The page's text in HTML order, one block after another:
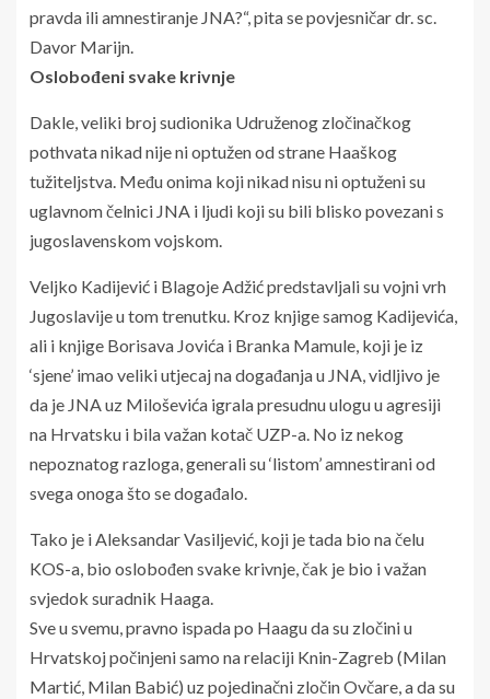
pravda ili amnestiranje JNA?“, pita se povjesničar dr. sc.
Davor Marijn.
Oslobođeni svake krivnje
Dakle, veliki broj sudionika Udruženog zločinačkog
pothvata nikad nije ni optužen od strane Haaškog
tužiteljstva. Među onima koji nikad nisu ni optuženi su
uglavnom čelnici JNA i ljudi koji su bili blisko povezani s
jugoslavenskom vojskom.
Veljko Kadijević i Blagoje Adžić predstavljali su vojni vrh
Jugoslavije u tom trenutku. Kroz knjige samog Kadijevića,
ali i knjige Borisava Jovića i Branka Mamule, koji je iz
‘sjene’ imao veliki utjecaj na događanja u JNA, vidljivo je
da je JNA uz Miloševića igrala presudnu ulogu u agresiji
na Hrvatsku i bila važan kotač UZP-a. No iz nekog
nepoznatog razloga, generali su ‘listom’ amnestirani od
svega onoga što se događalo.
Tako je i Aleksandar Vasiljević, koji je tada bio na čelu
KOS-a, bio oslobođen svake krivnje, čak je bio i važan
svjedok suradnik Haaga.
Sve u svemu, pravno ispada po Haagu da su zločini u
Hrvatskoj počinjeni samo na relaciji Knin-Zagreb (Milan
Martić, Milan Babić) uz pojedinačni zločin Ovčare, a da su